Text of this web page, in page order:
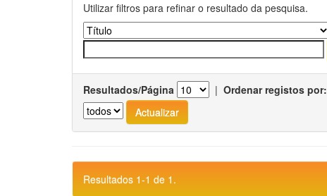
Utilizar filtros para refinar o resultado da pesquisa.
Resultados/Página | Ordenar registos por:
Resultados 1-1 de 1.